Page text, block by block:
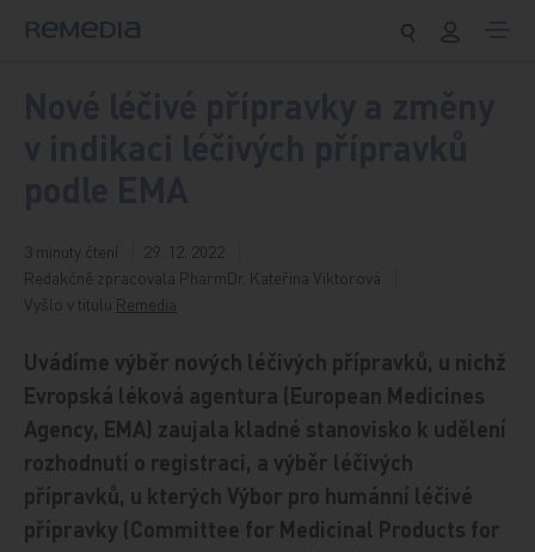
3 minuty čtení
29. 12. 2022
Redakčně zpracovala PharmDr. Kateřina Viktorová
Vyšlo v titulu Remedia
Uvádíme výběr nových léčivých přípravků, u nichž
Evropská léková agentura (European Medicines
Agency, EMA) zaujala kladné stanovisko k udělení
rozhodnutí o registraci, a výběr léčivých
přípravků, u kterých Výbor pro humánní léčivé
přípravky (Committee for Medicinal Products for